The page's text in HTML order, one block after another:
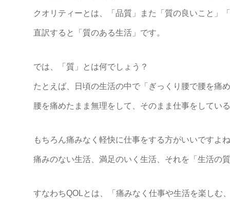
クオリティーとは、「品質」また「質の良いこと」
直訳すると「質のある生活」です。
では、「質」とは何でしょう？
たとえば、日頃の生活の中で「ぎっくり腰で腰を痛
腰を痛めたまま無理をして、そのまま仕事をしてい
もちろん痛みなく軽快に仕事をする方がいいですよ
痛みのない生活、満足のいく生活、それを「生活の
すなわちQOLとは、「痛みなく仕事や生活を楽しむ